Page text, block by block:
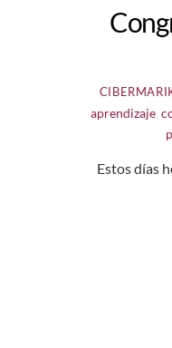
aprendizaje ,
Estos días